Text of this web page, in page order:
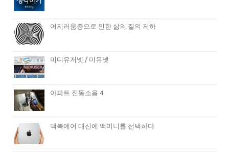
어지러움증으로 인한 삶의 질의 저하
미디유저넷 / 미유넷
아파트 진동소음 4
맥북에어 대신에 맥미니를 선택하다